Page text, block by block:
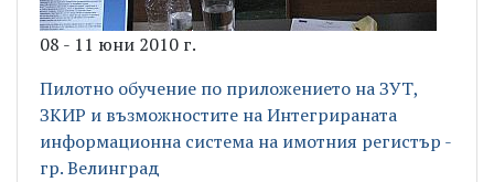
08 - 11 юни 2010 г.
Пилотно обучение по приложението на ЗУТ,
ЗКИР и възможностите на Интегрираната
информационна система на имотния регистър -
гр. Велинград